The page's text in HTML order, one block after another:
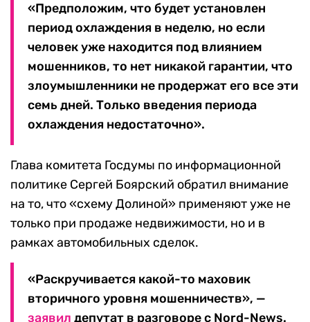
«Предположим, что будет установлен
период охлаждения в неделю, но если
человек уже находится под влиянием
мошенников, то нет никакой гарантии, что
злоумышленники не продержат его все эти
семь дней. Только введения периода
охлаждения недостаточно».
Глава комитета Госдумы по информационной
политике Сергей Боярский обратил внимание
на то, что «схему Долиной» применяют уже не
только при продаже недвижимости, но и в
рамках автомобильных сделок.
«Раскручивается какой-то маховик
вторичного уровня мошенничеств», —
заявил депутат в разговоре с Nord-News.